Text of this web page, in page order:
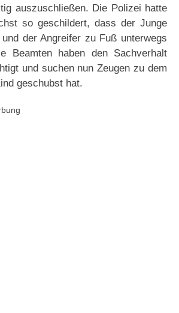
auszuschließen. Die Polizei hatte
so geschildert, dass der Junge
der Angreifer zu Fuß unterwegs
Beamten haben den Sachverhalt
und suchen nun Zeugen zu dem
geschubst hat.